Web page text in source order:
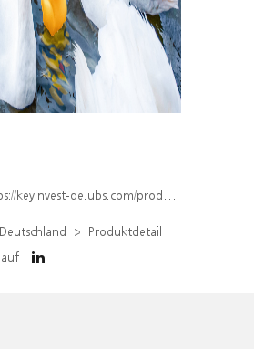
de.ubs.com/produkt/detail/index/isin/DE000WA7YNK8
Produktdetail